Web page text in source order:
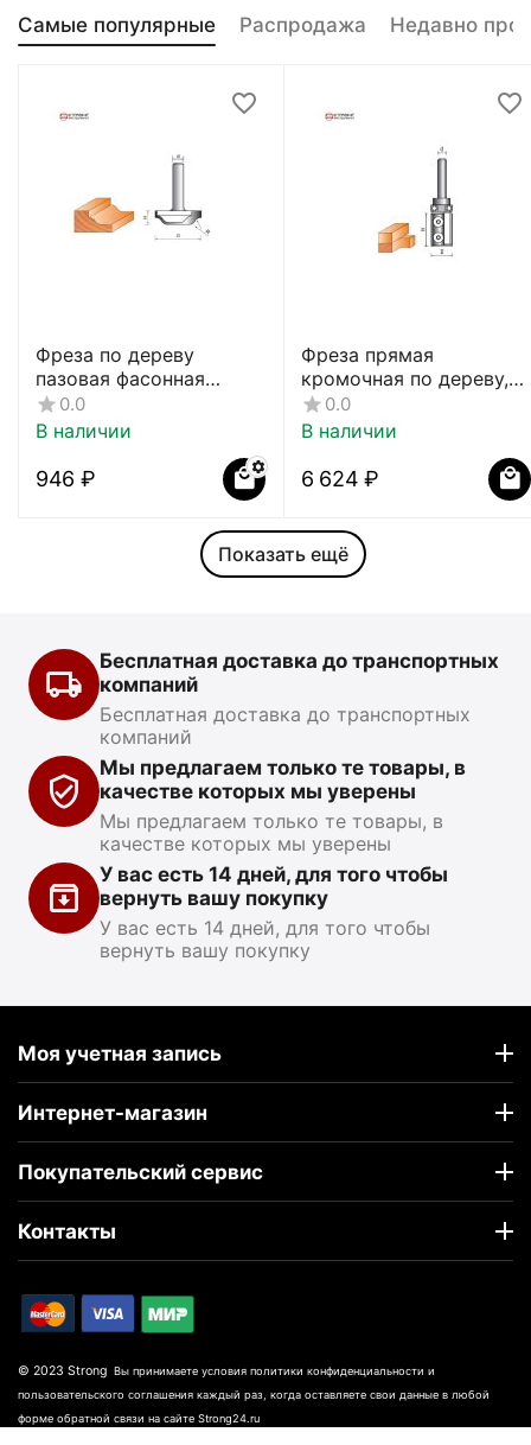
Самые популярные Распродажа Недавно
Фреза по дереву
пазовая фасонная
CTФ-2154
0.0
В наличии
‍946‍ ₽
Фреза прямая
кромочная по дереву,
8х19Dх40H мм, CTФ-121
0.0
В наличии
6 624 ₽
Показать ещё
Бесплатная доставка до транспортных
компаний
Бесплатная доставка до транспортных
компаний
Мы предлагаем только те товары, в
качестве которых мы уверены
Мы предлагаем только те товары, в
качестве которых мы уверены
У вас есть 14 дней, для того чтобы
вернуть вашу покупку
У вас есть 14 дней, для того чтобы
вернуть вашу покупку
Моя учетная запись
Интернет-магазин
Покупательский сервис
Контакты
© 2023 Strong Вы принимаете условия политики конфиденциальности и
пользовательского соглашения каждый раз, когда оставляете свои данные в любой
форме обратной связи на сайте Strong24.ru